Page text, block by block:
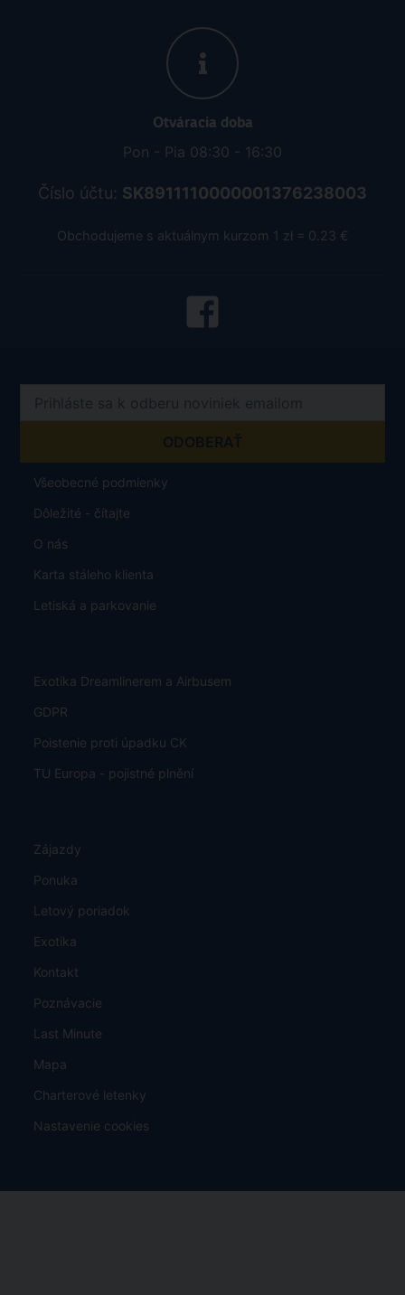
Otváracia doba
Pon - Pia 08:30 - 16:30
Číslo účtu: SK8911110000001376238003
Obchodujeme s aktuálnym kurzom 1 zł = 0.23 €
Všeobecné podmienky
Dôležité - čítajte
O nás
Karta stáleho klienta
Letiská a parkovanie
Exotika Dreamlinerem a Airbusem
GDPR
Poistenie proti úpadku CK
TU Europa - pojistné plnění
Zájazdy
Ponuka
Letový poriadok
Exotika
Kontakt
Poznávacie
Last Minute
Mapa
Charterové letenky
Nastavenie cookies